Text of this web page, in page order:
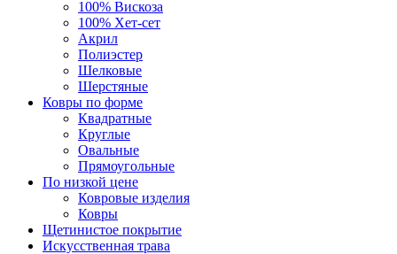
100% Вискоза
100% Хет-сет
Акрил
Полиэстер
Шелковые
Шерстяные
Ковры по форме
Квадратные
Круглые
Овальные
Прямоугольные
По низкой цене
Ковровые изделия
Ковры
Щетинистое покрытие
Искусственная трава